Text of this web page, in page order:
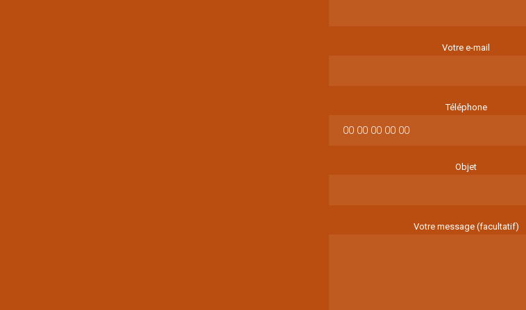
Votre e-mail
Téléphone
Objet
Votre message (facultatif)